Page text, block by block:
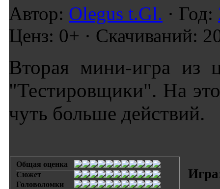
Автор: Olegus t.Gl. · Год:
Ценз: 0+ · Скачиваний:
Вторая мини-игра из
"Тестировщики". На
чуть больше действий.
Общая оценка
Сюжет
Головоломки